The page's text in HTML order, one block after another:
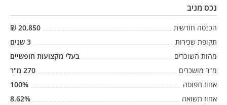
נכס מניב
הכנסה חודשית 20,850
₪
תקופת שכירות
3 שנים
מהות השוכרים
בעלי מקצועות חופשיים
מ"ר מושכרים
270 מ"ר
אחוז תפוסה
100%
אחוז תשואה
8.62%